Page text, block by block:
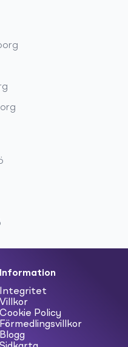
Information
Integritet
Villkor
Cookie Policy
Förmedlingsvillkor
Blogg